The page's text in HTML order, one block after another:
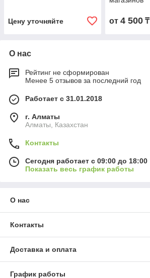
Цену уточняйте от 4 500₸
О нас
Рейтинг не сформирован
Менее 5 отзывов за последний год
Работает с 31.01.2018
г. Алматы
Алматы, Казахстан
Контакты
Сегодня работает с 09:00 до 18:00
Показать весь график работы
О нас
Контакты
Доставка и оплата
График работы